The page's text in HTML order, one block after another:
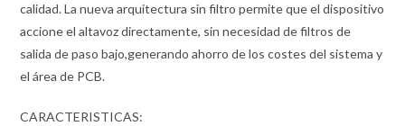
calidad. La nueva arquitectura sin filtro permite que el dispositivo
accione el altavoz directamente, sin necesidad de filtros de
salida de paso bajo,generando ahorro de los costes del sistema y
el área de PCB.
CARACTERISTICAS: